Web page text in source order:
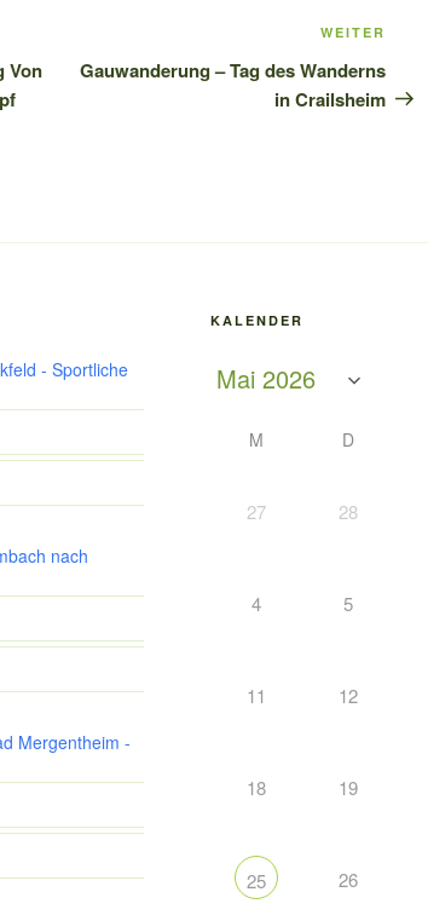
Von
WEITER
Gauwanderung – Tag des Wanderns
in Crailsheim
- Sportliche
nach
Mergentheim -
KALENDER
M D
27 28
4 5
11 12
18 19
25 26